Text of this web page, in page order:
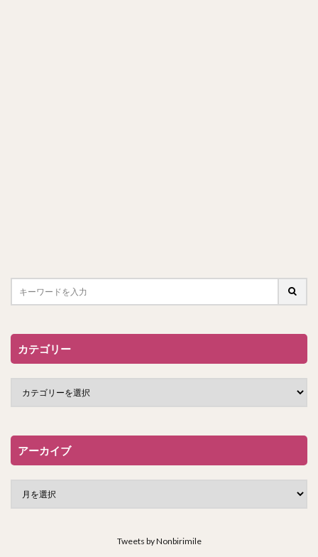
カテゴリー
アーカイブ
Tweets by Nonbirimile